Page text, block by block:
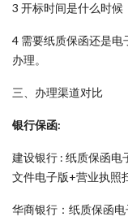
3 开标时间是什么时候
4 需要纸质保函还是电
办理。
三、办理渠道对比
银行保函:
建设银行 : 纸质保函电
文件电子版+营业执照
华商银行：纸质保函